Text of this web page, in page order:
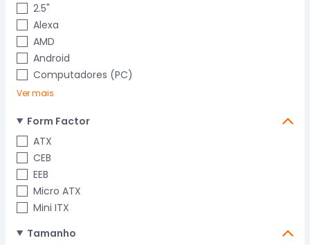
2.5"
Alexa
AMD
Android
Computadores (PC)
Ver mais
Form Factor
ATX
CEB
EEB
Micro ATX
Mini ITX
Tamanho